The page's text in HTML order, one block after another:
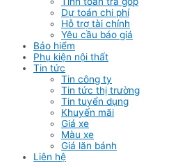
Dự toán chi phí
Hỗ trợ tài chính
Yêu cầu báo giá
Bảo hiểm
Phụ kiện nội thất
Tin tức
Tin công ty
Tin tức thị trường
Tin tuyển dụng
Khuyến mãi
Giá xe
Màu xe
Giá lăn bánh
Liên hệ